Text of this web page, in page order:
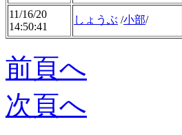
11/16/20
14:50:41
しょうぶ /小部/
前頁へ
次頁へ